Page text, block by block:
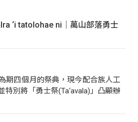
‘i tatolohae ni｜萬山部落勇士
期四個月的祭典，現今配合族人工
特別將「勇士祭(Ta‘avala)」凸顯辦